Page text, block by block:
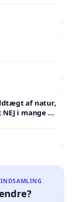
natur,
i mange år.